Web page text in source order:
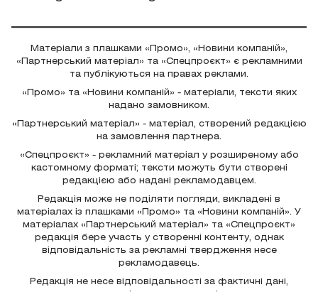
Матеріали з плашками «Промо», «Новини компаній»,
«Партнерський матеріал» та «Спецпроєкт» є рекламними
та публікуються на правах реклами.
«Промо» та «Новини компаній» - матеріали, тексти яких
надано замовником.
«Партнерський матеріал» - матеріал, створений редакцією
на замовлення партнера.
«Спецпроєкт» - рекламний матеріал у розширеному або
кастомному форматі; тексти можуть бути створені
редакцією або надані рекламодавцем.
Редакція може не поділяти погляди, викладені в
матеріалах із плашками «Промо» та «Новини компаній». У
матеріалах «Партнерський матеріал» та «Спецпроєкт»
редакція бере участь у створенні контенту, однак
відповідальність за рекламні твердження несе
рекламодавець.
Редакція не несе відповідальності за фактичні дані,